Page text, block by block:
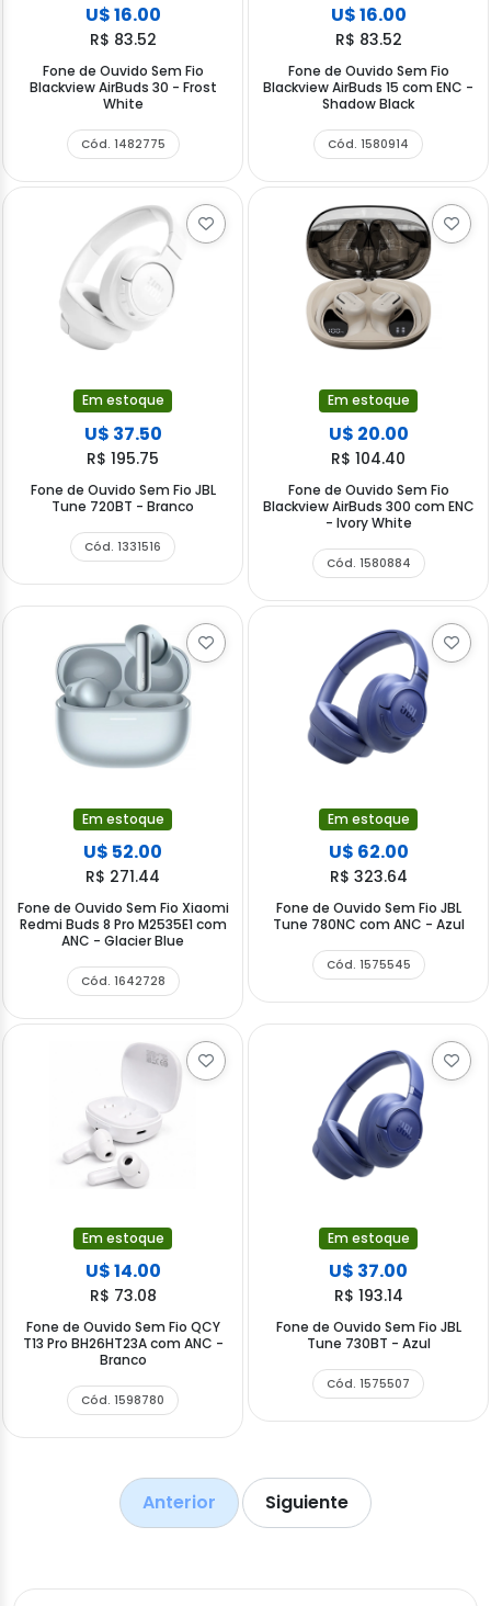
U$ 16.00
R$ 83.52
Fone de Ouvido Sem Fio
Blackview AirBuds 30 - Frost
White
Cód. 1482775
U$ 16.00
R$ 83.52
Fone de Ouvido Sem Fio
Blackview AirBuds 15 com ENC -
Shadow Black
Cód. 1580914
Em estoque
U$ 37.50
R$ 195.75
Fone de Ouvido Sem Fio JBL
Tune 720BT - Branco
Cód. 1331516
Em estoque
U$ 20.00
R$ 104.40
Fone de Ouvido Sem Fio
Blackview AirBuds 300 com ENC
- Ivory White
Cód. 1580884
Em estoque
U$ 52.00
R$ 271.44
Fone de Ouvido Sem Fio Xiaomi
Redmi Buds 8 Pro M2535E1 com
ANC - Glacier Blue
Cód. 1642728
Em estoque
U$ 62.00
R$ 323.64
Fone de Ouvido Sem Fio JBL
Tune 780NC com ANC - Azul
Cód. 1575545
Em estoque
U$ 14.00
R$ 73.08
Fone de Ouvido Sem Fio QCY
T13 Pro BH26HT23A com ANC -
Branco
Cód. 1598780
Em estoque
U$ 37.00
R$ 193.14
Fone de Ouvido Sem Fio JBL
Tune 730BT - Azul
Cód. 1575507
Anterior Siguiente